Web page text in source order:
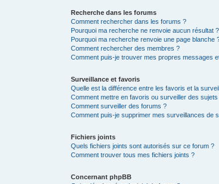
Recherche dans les forums
Comment rechercher dans les forums ?
Pourquoi ma recherche ne renvoie aucun résultat ?
Pourquoi ma recherche renvoie une page blanche
Comment rechercher des membres ?
Comment puis-je trouver mes propres messages
Surveillance et favoris
Quelle est la différence entre les favoris et la
Comment mettre en favoris ou surveiller des sujets
Comment surveiller des forums ?
Comment puis-je supprimer mes surveillances de
Fichiers joints
Quels fichiers joints sont autorisés sur ce forum ?
Comment trouver tous mes fichiers joints ?
Concernant phpBB